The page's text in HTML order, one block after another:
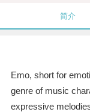
简介
Emo, short for
genre of music
expressive